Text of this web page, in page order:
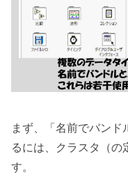
まず、「名前でバン
るには、クラスタ（の
す。